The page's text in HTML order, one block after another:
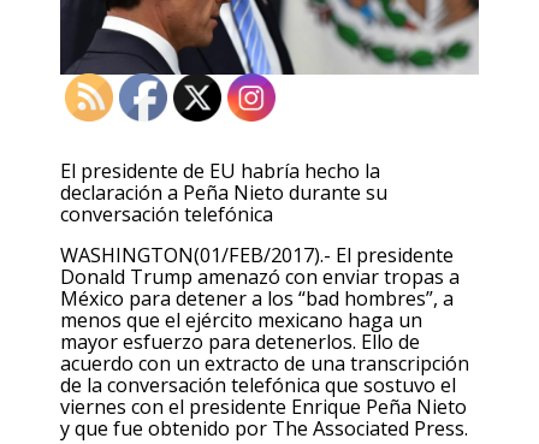
El presidente de EU habría hecho la
declaración a Peña Nieto durante su
conversación telefónica
WASHINGTON(01/FEB/2017).- El presidente
Donald Trump amenazó con enviar tropas a
México para detener a los “bad hombres”, a
menos que el ejército mexicano haga un
mayor esfuerzo para detenerlos. Ello de
acuerdo con un extracto de una transcripción
de la conversación telefónica que sostuvo el
viernes con el presidente Enrique Peña Nieto
y que fue obtenido por The Associated Press.